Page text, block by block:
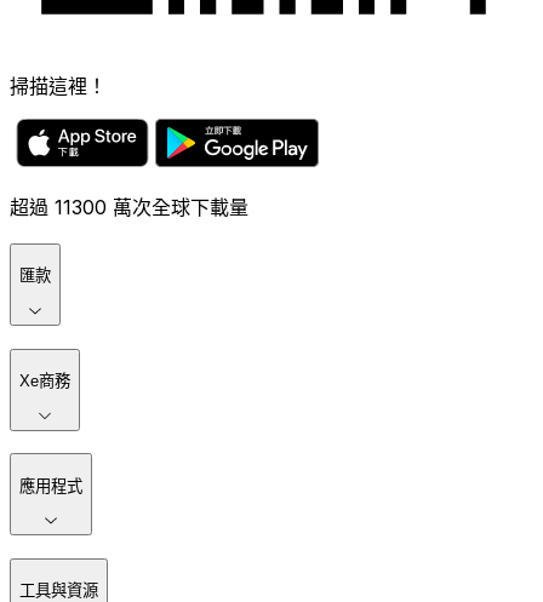
掃描這裡！
超過 11300 萬次全球下載量
匯款
Xe商務
應用程式
工具與資源